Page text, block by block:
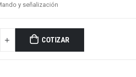
y señalización
COTIZAR